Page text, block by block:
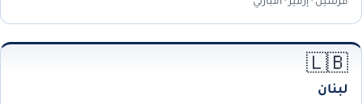
🇱🇧
لبنان